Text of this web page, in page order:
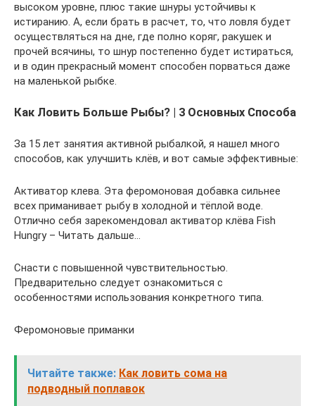
высоком уровне, плюс такие шнуры устойчивы к
истиранию. А, если брать в расчет, то, что ловля будет
осуществляться на дне, где полно коряг, ракушек и
прочей всячины, то шнур постепенно будет истираться,
и в один прекрасный момент способен порваться даже
на маленькой рыбке.
Как Ловить Больше Рыбы? | 3 Основных Способа
За 15 лет занятия активной рыбалкой, я нашел много
способов, как улучшить клёв, и вот самые эффективные:
Активатор клева. Эта феромоновая добавка сильнее
всех приманивает рыбу в холодной и тёплой воде.
Отлично себя зарекомендовал активатор клёва Fish
Hungry – Читать дальше…
Снасти с повышенной чувствительностью.
Предварительно следует ознакомиться с
особенностями использования конкретного типа.
Феромоновые приманки
Читайте также: Как ловить сома на
подводный поплавок